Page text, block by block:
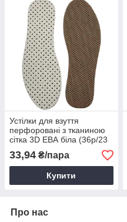
Устілки для взуття
перфоровані з тканиною
сітка 3D ЕВА біла (36р/23
см/0,3см) коричневі
33,94 ₴/пара
Купити
Про нас